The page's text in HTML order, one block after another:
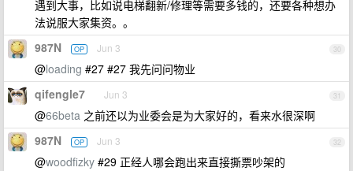
遇到大事，比如说电梯翻新/修理等需要多钱的，还要各种想办
法说服大家集资。。
30
987N OP Jun 3
@loading #27 #27 我先问问物业
31
qifengle7 Jun 3
@66beta 之前还以为业委会是为大家好的，看来水很深啊
32
987N OP Jun 3
@woodfizky #29 正经人哪会跑出来直接撕票吵架的